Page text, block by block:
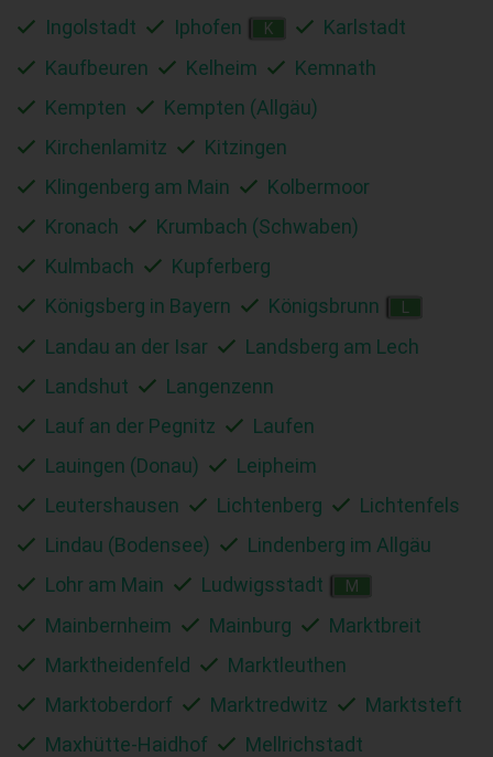
Ingolstadt
Iphofen K
Karlstadt
Kaufbeuren
Kelheim
Kemnath
Kempten
Kempten (Allgäu)
Kirchenlamitz
Kitzingen
Klingenberg am Main
Kolbermoor
Kronach
Krumbach (Schwaben)
Kulmbach
Kupferberg
Königsberg in Bayern
Königsbrunn
Landau an der Isar
Landsberg am Lech
Landshut
Langenzenn
Lauf an der Pegnitz
Laufen
Lauingen (Donau)
Leipheim
Leutershausen
Lichtenberg
Lichtenfels
Lindau (Bodensee)
Lindenberg im Allgäu
Lohr am Main
Ludwigsstadt M
Mainbernheim Mainburg
Marktbreit
Marktheidenfeld
Marktleuthen
Marktoberdorf
Marktredwitz
Marktsteft
Maxhütte-Haidhof
Mellrichstadt